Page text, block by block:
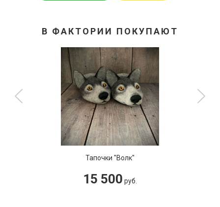
В ФАКТОРИИ ПОКУПАЮТ